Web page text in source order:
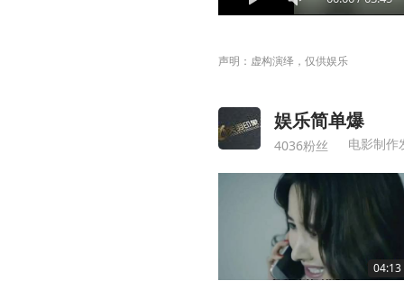
声明：虚构演绎，仅供娱乐
娱乐简单爆
4036粉丝 电影制作
04:13